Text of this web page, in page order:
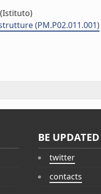
(Istituto)
(PM.P02.011.001)
BE UPDATED
twitter
contacts